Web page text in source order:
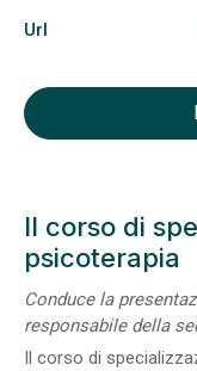
Url
Il corso di
psicoterapia
Conduce la
responsabile della
Il corso di